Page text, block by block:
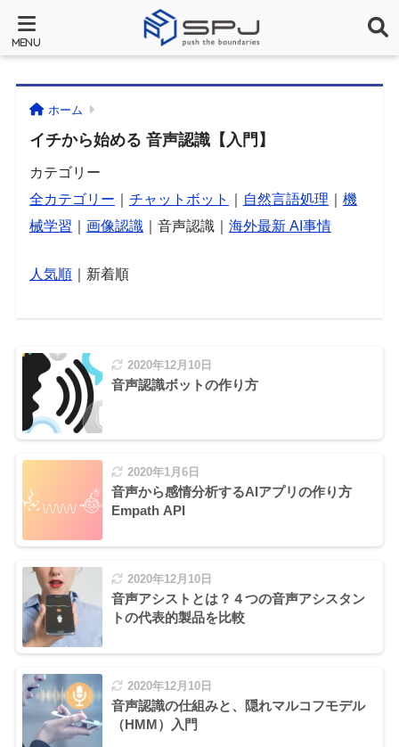
ホーム
イチから始める 音声認識【入門】
カテゴリー
全カテゴリー
チャットボット 自然言語処理
機
械学習
画像認識｜音声認識｜ 海外最新 AI事情
人気順｜新着順
2020年12月10日
音声認識ボットの作り方
2020年1月6日
音声から感情分析するAIアプリの作り方
Empath API
2020年12月10日
音声アシストとは？４つの音声アシスタン
トの代表的製品を比較
2020年12月10日
音声認識の仕組みと、隠れマルコフモデル
（HMM）入門